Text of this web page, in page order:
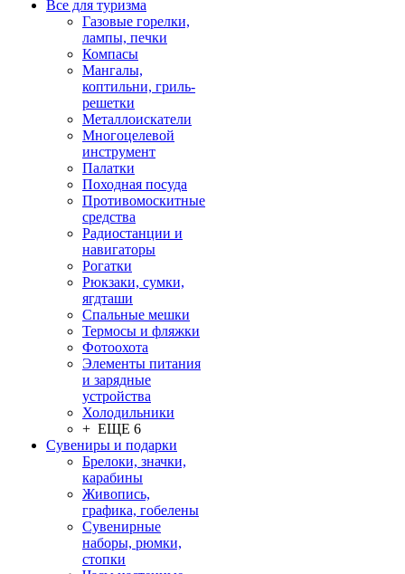
Все для туризма
Газовые горелки,
лампы, печки
Компасы
Мангалы,
коптильни, гриль-
решетки
Металлоискатели
Многоцелевой
инструмент
Палатки
Походная посуда
Противомоскитные
средства
Радиостанции и
навигаторы
Рогатки
Рюкзаки, сумки,
ягдташи
Спальные мешки
Термосы и фляжки
Фотоохота
Элементы питания
и зарядные
устройства
Холодильники
+ ЕЩЕ 6
Сувениры и подарки
Брелоки, значки,
карабины
Живопись,
графика, гобелены
Сувенирные
наборы, рюмки,
стопки